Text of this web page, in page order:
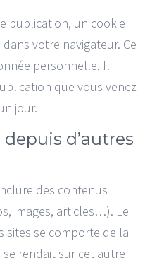
publication, un cookie
votre navigateur. Ce
personnelle. Il
que vous venez
jour.
d’autres
des contenus
images, articles…). Le
sites se comporte de la
se rendait sur cet autre